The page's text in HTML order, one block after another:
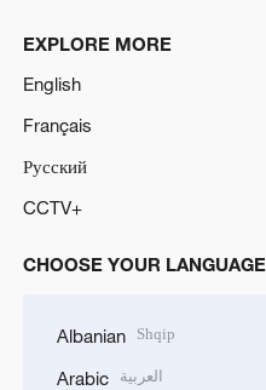
EXPLORE MORE
English
Français
Русский
CCTV+
CHOOSE YOUR LANGUAGE
Albanian Shqip
Arabic العربية